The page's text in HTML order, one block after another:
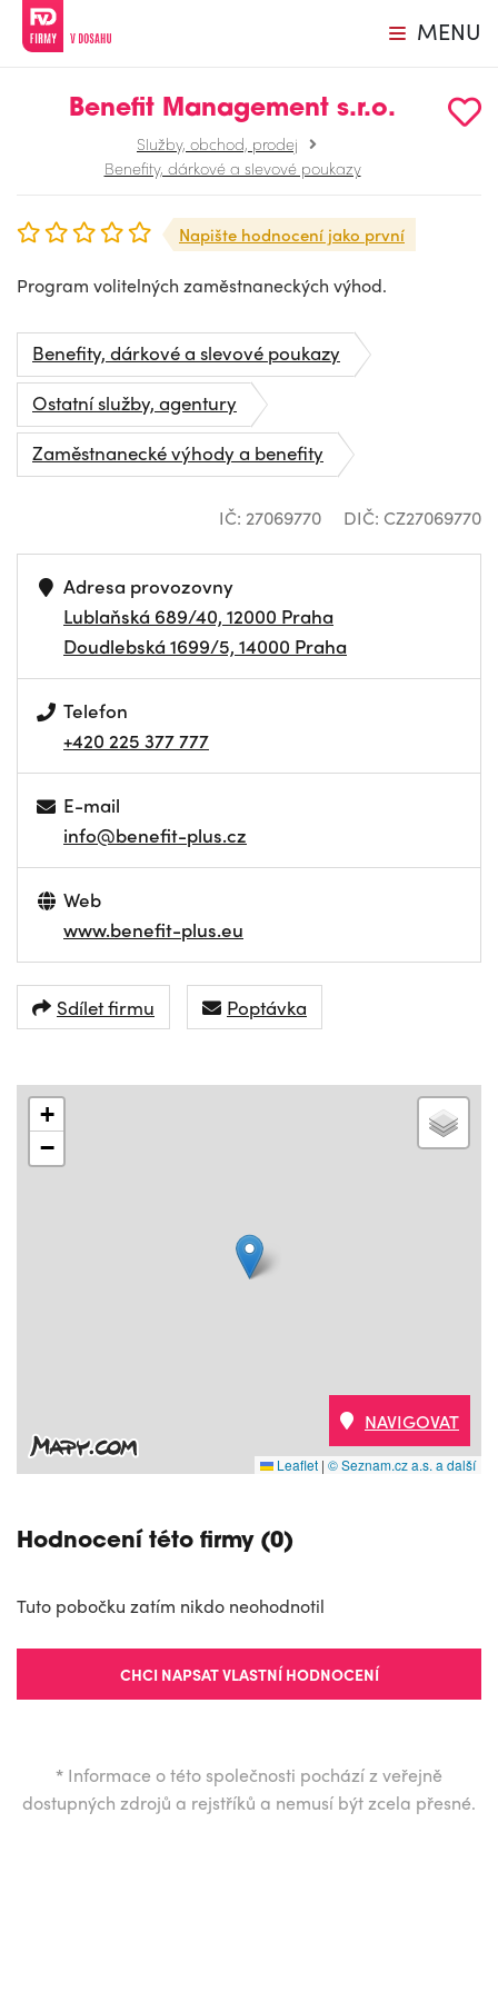
MENU
Benefit Management s.r.o.
Služby, obchod, prodej
Benefity, dárkové a slevové poukazy
Napište hodnocení jako první
Program volitelných zaměstnaneckých výhod.
Benefity, dárkové a slevové poukazy
Ostatní služby, agentury
Zaměstnanecké výhody a benefity
IČ: 27069770 DIČ: CZ27069770
Adresa provozovny
Lublaňská 689/40, 12000 Praha
Doudlebská 1699/5, 14000 Praha
Telefon
+420 225 377 777
E-mail
info@benefit-plus.cz
Web
www.benefit-plus.eu
Sdílet firmu Poptávka
+
−
Leaflet | © Seznam.cz a.s. a další
NAVIGOVAT
Hodnocení této firmy (0)
Tuto pobočku zatím nikdo neohodnotil
CHCI NAPSAT VLASTNÍ HODNOCENÍ
* Informace o této společnosti pochází z veřejně
dostupných zdrojů a rejstříků a nemusí být zcela přesné.